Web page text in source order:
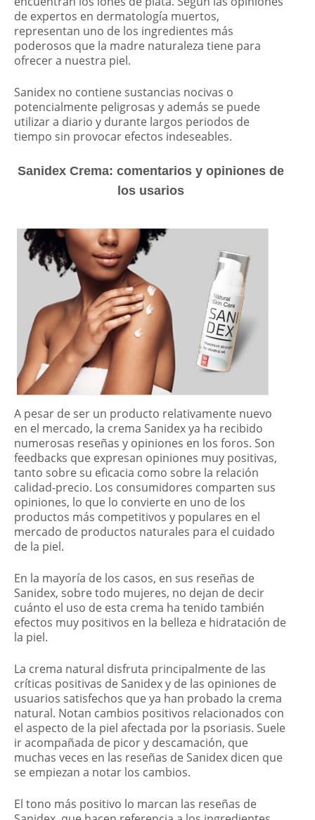
de expertos en dermatología muertos,
representan uno de los ingredientes más
poderosos que la madre naturaleza tiene para
ofrecer a nuestra piel.
Sanidex no contiene sustancias nocivas o
potencialmente peligrosas y además se puede
utilizar a diario y durante largos periodos de
tiempo sin provocar efectos indeseables.
Sanidex Crema: comentarios y opiniones de
los usarios
A pesar de ser un producto relativamente nuevo
en el mercado, la crema Sanidex ya ha recibido
numerosas reseñas y opiniones en los foros. Son
feedbacks que expresan opiniones muy positivas,
tanto sobre su eficacia como sobre la relación
calidad-precio. Los consumidores comparten sus
opiniones, lo que lo convierte en uno de los
productos más competitivos y populares en el
mercado de productos naturales para el cuidado
de la piel.
En la mayoría de los casos, en sus reseñas de
Sanidex, sobre todo mujeres, no dejan de decir
cuánto el uso de esta crema ha tenido también
efectos muy positivos en la belleza e hidratación de
la piel.
La crema natural disfruta principalmente de las
críticas positivas de Sanidex y de las opiniones de
usuarios satisfechos que ya han probado la crema
natural. Notan cambios positivos relacionados con
el aspecto de la piel afectada por la psoriasis. Suele
ir acompañada de picor y descamación, que
muchas veces en las reseñas de Sanidex dicen que
se empiezan a notar los cambios.
El tono más positivo lo marcan las reseñas de